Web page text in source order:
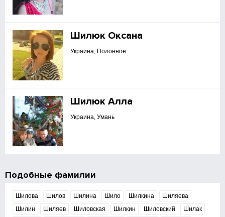
Шилюк Оксана
Украина, Полонное
Шилюк Алла
Украина, Умань
Подобные фамилии
Шилова Шилов Шилина Шило Шилкина
Шиляева
Шилин
Шиляев Шиловская Шилкин Шиловский
Шилак